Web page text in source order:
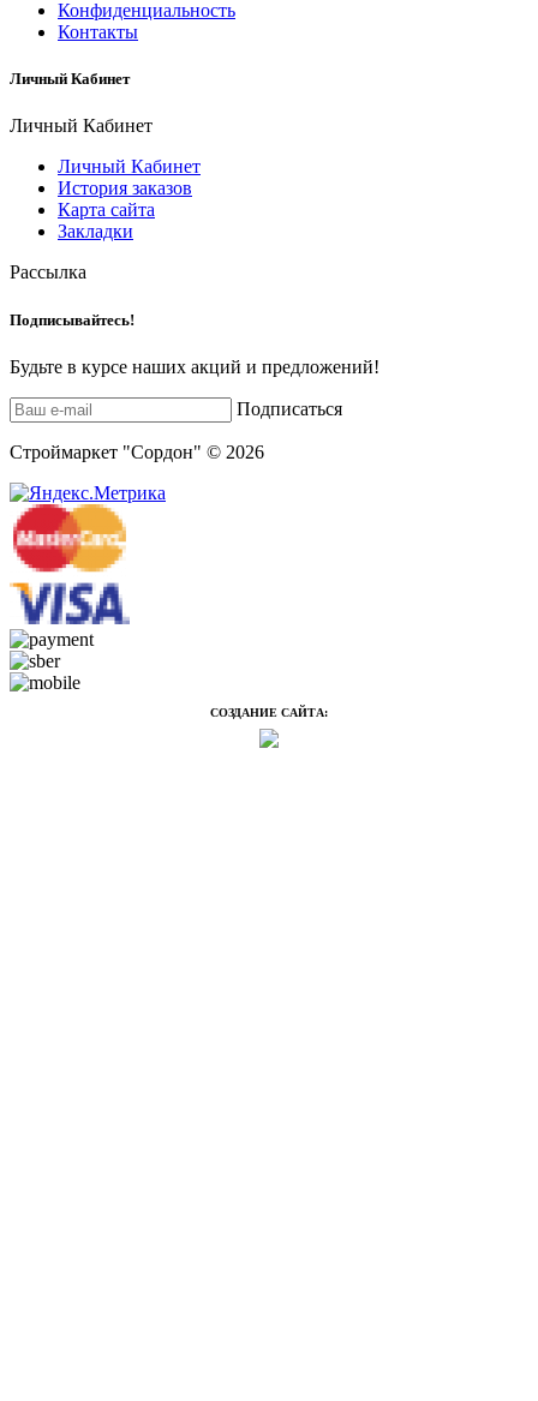
Конфиденциальность
Контакты
Личный Кабинет
Личный Кабинет
Личный Кабинет
История заказов
Карта сайта
Закладки
Рассылка
Подписывайтесь!
Будьте в курсе наших акций и предложений!
Подписаться
Строймаркет "Сордон" © 2026
СОЗДАНИЕ САЙТА: